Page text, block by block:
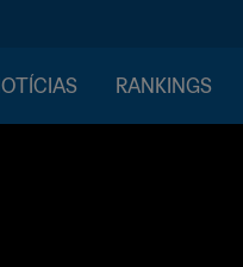
RANKINGS